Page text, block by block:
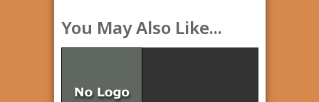
You May Also Like...